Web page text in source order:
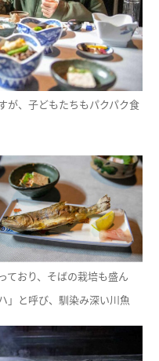
が、子どもたちもパクパク食
ており、そばの栽培も盛ん
」と呼び、馴染み深い川魚